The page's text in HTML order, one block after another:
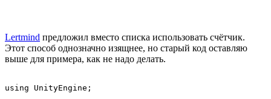
Lertmind предложил вместо списка использовать счётчик.
Этот способ однозначно изящнее, но старый код оставляю
выше для примера, как не надо делать.
using UnityEngine;